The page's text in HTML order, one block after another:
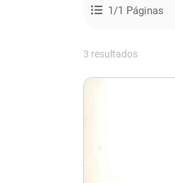
1/1 Páginas
3 resultados